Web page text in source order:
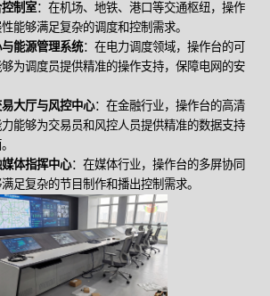
制室：在机场、地铁、港口等交通枢纽，操作
能够满足复杂的调度和控制需求。
能源管理系统：在电力调度领域，操作台的可
为调度员提供精准的操作支持，保障电网的安
大厅与风控中心：在金融行业，操作台的高清
能够为交易员和风控人员提供精准的数据支持
体指挥中心：在媒体行业，操作台的多屏协同
足复杂的节目制作和播出控制需求。